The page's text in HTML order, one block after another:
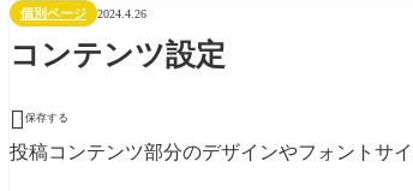
個別ページ 2024.4.26
コンテンツ設定
 保存する
投稿コンテンツ部分のデザインやフォントサ